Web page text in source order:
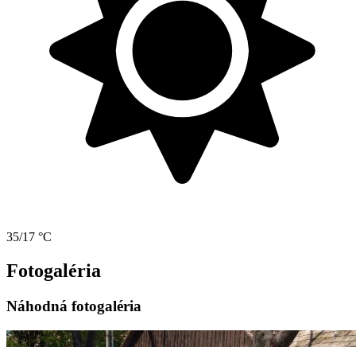
35/17 °C
Fotogaléria
Náhodná fotogaléria